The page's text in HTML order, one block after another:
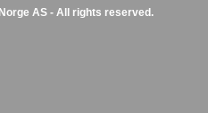
AS - All rights reserved.